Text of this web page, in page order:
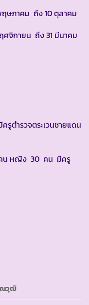
าคม ถึง 10 ตุลาคม
ายน ถึง 31 มีนาคม
ำรวจตระเวนชายแดน
คน หญิง 30 คน มีครู
วุฒิ